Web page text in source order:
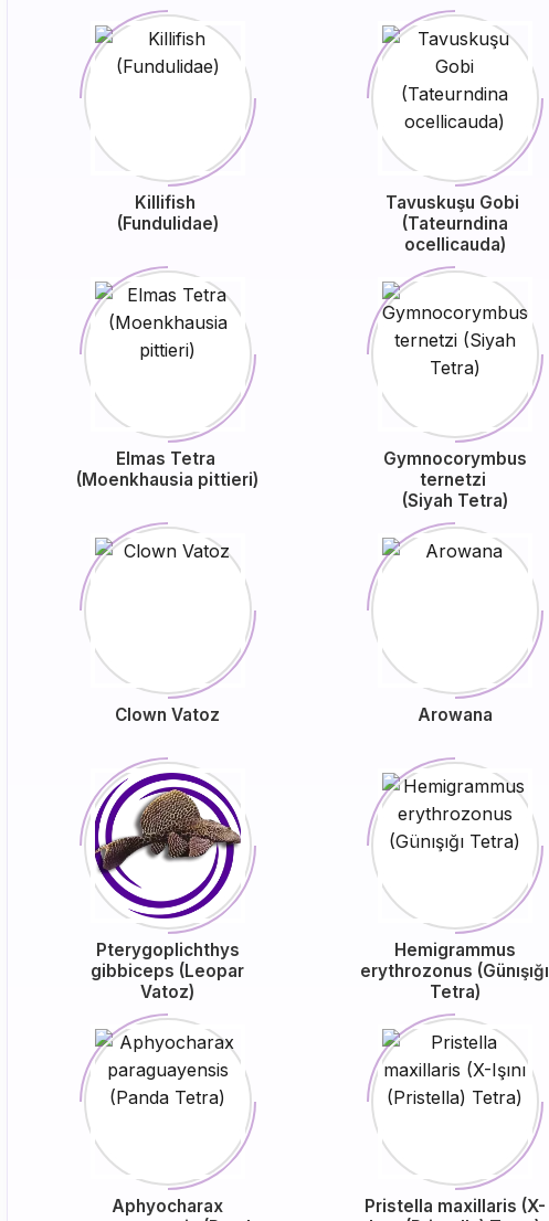
Killifish
(Fundulidae)
Tavuskuşu Gobi
(Tateurndina
ocellicauda)
Elmas Tetra
(Moenkhausia pittieri)
Gymnocorymbus
ternetzi
(Siyah Tetra)
Clown Vatoz Arowana
Pterygoplichthys
gibbiceps (Leopar
Vatoz)
Hemigrammus
erythrozonus (Günışığı
Tetra)
Aphyocharax
Pristella maxillaris (X-